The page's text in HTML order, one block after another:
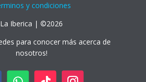
y condiciones
La Iberica | ©2026
para conocer más acerca de
nosotros!